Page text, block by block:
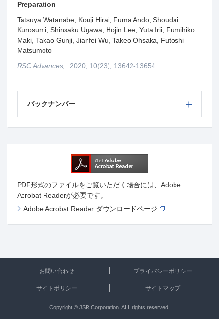
Preparation
Tatsuya Watanabe, Kouji Hirai, Fuma Ando, Shoudai
Kurosumi, Shinsaku Ugawa, Hojin Lee, Yuta Irii, Fumihiko
Maki, Takao Gunji, Jianfei Wu, Takeo Ohsaka, Futoshi
Matsumoto
RSC Advances,
2020, 10(23), 13642-13654.
バックナンバー
PDF形式のファイルをご覧いただく場合には、Adobe
Acrobat Readerが必要です。
Adobe Acrobat Reader ダウンロードページ
お問い合わせ プライバシーポリシー
サイトポリシー サイトマップ
Copyright © JSR Corporation. ALL rights reserved.